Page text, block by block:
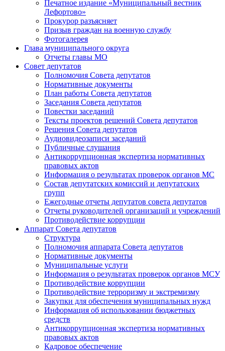
Печатное издание «Муниципальный вестник
Лефортово»
Прокурор разъясняет
Призыв граждан на военную службу
Фотогалерея
Глава муниципального округа
Отчеты главы МО
Совет депутатов
Полномочия Совета депутатов
Нормативные документы
План работы Совета депутатов
Заседания Cовета депутатов
Повестки заседаний
Тексты проектов решений Совета депутатов
Решения Совета депутатов
Аудиовидеозаписи заседаний
Публичные слушания
Антикоррупционная экспертиза нормативных
правовых актов
Информация о результатах проверок органов МС
Состав депутатских комиссий и депутатских
групп
Ежегодные отчеты депутатов совета депутатов
Отчеты руководителей организаций и учреждений
Противодействие коррупции
Аппарат Совета депутатов
Структура
Полномочия аппарата Совета депутатов
Нормативные документы
Муниципальные услуги
Информация о результатах проверок органов МСУ
Противодействие коррупции
Противодействие терроризму и экстремизму
Закупки для обеспечения муниципальных нужд
Информация об использовании бюджетных
средств
Антикоррупционная экспертиза нормативных
правовых актов
Кадровое обеспечение